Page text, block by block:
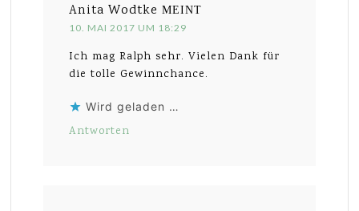
Anita Wodtke MEINT
10. MAI 2017 UM 18:29
Ich mag Ralph sehr. Vielen Dank für
die tolle Gewinnchance.
Wird geladen …
Antworten